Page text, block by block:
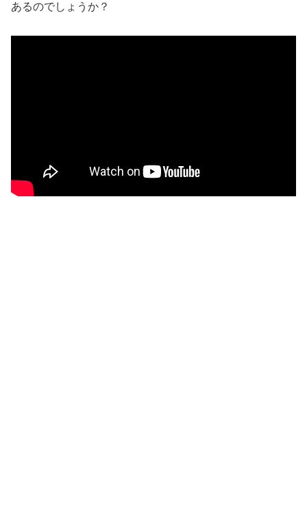
あるのでしょうか？